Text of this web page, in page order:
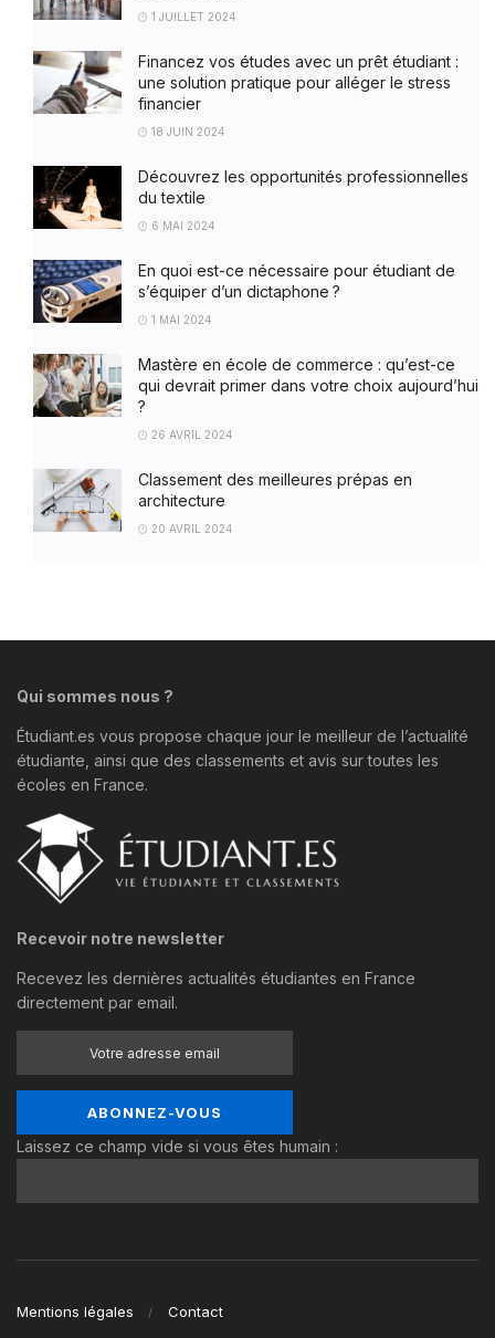
1 JUILLET 2024
Financez vos études avec un prêt étudiant :
une solution pratique pour alléger le stress
financier
18 JUIN 2024
Découvrez les opportunités professionnelles
du textile
6 MAI 2024
En quoi est-ce nécessaire pour étudiant de
s’équiper d’un dictaphone ?
1 MAI 2024
Mastère en école de commerce : qu’est-ce
qui devrait primer dans votre choix aujourd’hui
?
26 AVRIL 2024
Classement des meilleures prépas en
architecture
20 AVRIL 2024
Qui sommes nous ?
Étudiant.es vous propose chaque jour le meilleur de l’actualité
étudiante, ainsi que des classements et avis sur toutes les
écoles en France.
Recevoir notre newsletter
Recevez les dernières actualités étudiantes en France
directement par email.
Laissez ce champ vide si vous êtes humain :
Mentions légales Contact